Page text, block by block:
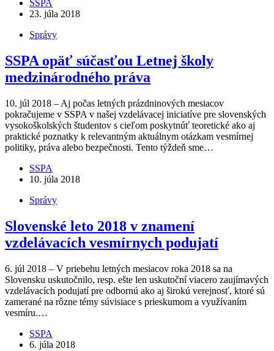
SSPA
23. júla 2018
Správy
SSPA opäť súčasťou Letnej školy
medzinárodného práva
10. júl 2018 – Aj počas letných prázdninových mesiacov
pokračujeme v SSPA v našej vzdelávacej iniciatíve pre slovenských
vysokoškolských študentov s cieľom poskytnúť teoretické ako aj
praktické poznatky k relevantným aktuálnym otázkam vesmírnej
politiky, práva alebo bezpečnosti. Tento týždeň sme…
SSPA
10. júla 2018
Správy
Slovenské leto 2018 v znamení
vzdelávacích vesmírnych podujatí
6. júl 2018 – V priebehu letných mesiacov roka 2018 sa na
Slovensku uskutočnilo, resp. ešte len uskutoční viacero zaujímavých
vzdelávacích podujatí pre odbornú ako aj širokú verejnosť, ktoré sú
zamerané na rôzne témy súvisiace s prieskumom a využívaním
vesmíru.…
SSPA
6. júla 2018